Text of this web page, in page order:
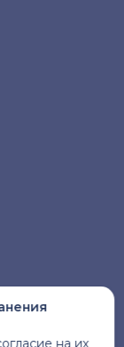
на их
не может быть